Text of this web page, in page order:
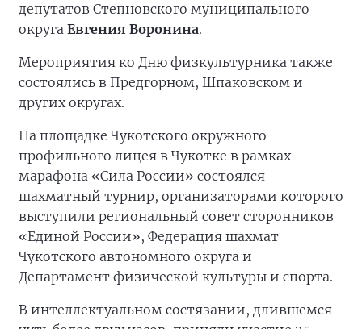
депутатов Степновского муниципального
округа Евгения Воронина.
Мероприятия ко Дню физкультурника также
состоялись в Предгорном, Шпаковском и
других округах.
На площадке Чукотского окружного
профильного лицея в Чукотке в рамках
марафона «Сила России» состоялся
шахматный турнир, организаторами которого
выступили региональный совет сторонников
«Единой России», Федерация шахмат
Чукотского автономного округа и
Департамент физической культуры и спорта.
В интеллектуальном состязании, длившемся